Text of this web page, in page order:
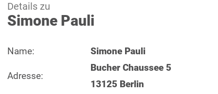
Details zu
Simone Pauli
Name: Simone Pauli
Adresse:
Bucher Chaussee 5
13125 Berlin